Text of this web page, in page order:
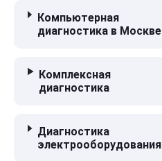
Компьютерная
диагностика в Москве
Комплексная
диагностика
Диагностика
электрооборудования